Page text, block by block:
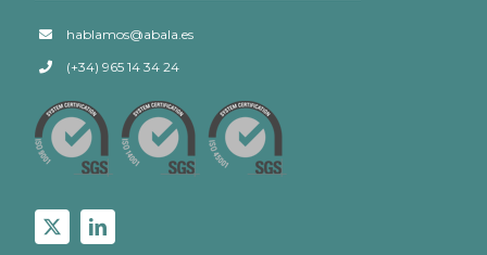
hablamos@abala.es
(+34) 965 14 34 24